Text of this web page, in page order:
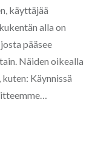
käyttäjää
alla on
pääsee
Näiden oikealla
Käynnissä